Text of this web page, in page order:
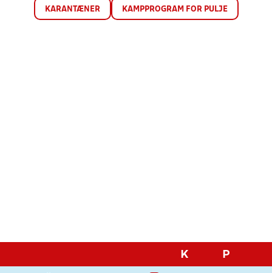
KARANTÆNER KAMPPROGRAM FOR PULJE
K P